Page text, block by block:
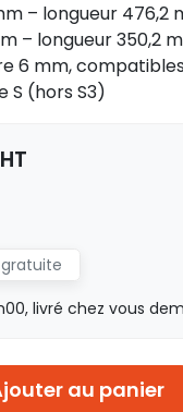
– longueur 476,2
– longueur 350,2
6 mm,
S (hors S3)
HT
gratuite
livré chez vous
au panier